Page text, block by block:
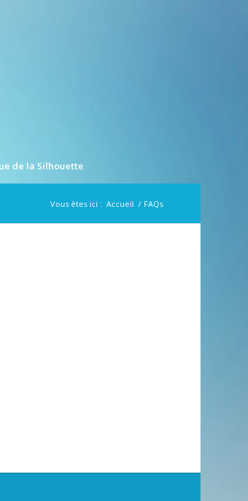
de la Silhouette
Vous êtes ici : Accueil / FAQs